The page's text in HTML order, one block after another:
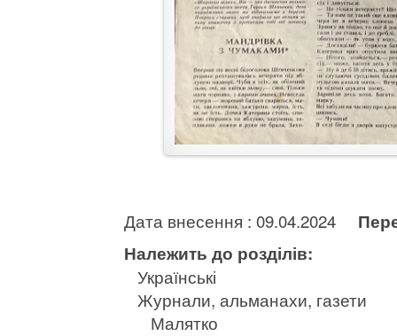
Дата внесення : 09.04.2024
Належить до розділів:
Українські
Журнали, альманахи, газети
Малятко